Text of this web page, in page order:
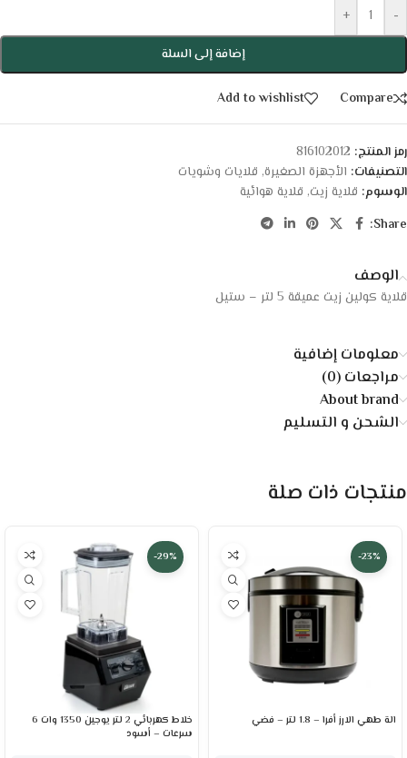
-
+
إضافة إلى السلة
Compare
Add to wishlist
رمز المنتج: 816102012
التصنيفات: الأجهزة الصغيرة, قلايات وشويات
الوسوم: قلاية زيت, قلاية هوائية
Share:
الوصف
قلاية كولين زيت عميقة 5 لتر – ستيل
معلومات إضافية
مراجعات (0)
About brand
الشحن و التسليم
منتجات ذات صلة
-23%
الة طهي الارز أفرا – 1.8 لتر – فضي
-29%
خلاط كهربائي 2 لتر يوجين 1350 وات 6
سرعات – أسود